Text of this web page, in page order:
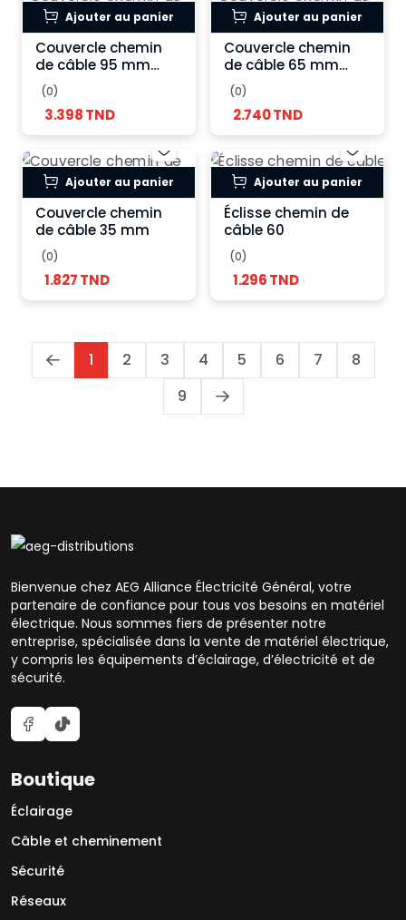
Ajouter au panier
Couvercle chemin
de câble 95 mm
galvanisé
(0)
3.398 TND
Ajouter au panier
Couvercle chemin
de câble 65 mm
galvanisé
(0)
2.740 TND
Ajouter au panier
Couvercle chemin
de câble 35 mm
(0)
1.827 TND
Ajouter au panier
Éclisse chemin de
câble 60
(0)
1.296 TND
1 2 3 4 5 6 7
8
9
Bienvenue chez AEG Alliance Électricité Général, votre
partenaire de confiance pour tous vos besoins en matériel
électrique. Nous sommes fiers de présenter notre
entreprise, spécialisée dans la vente de matériel électrique,
y compris les équipements d’éclairage, d’électricité et de
sécurité.
Boutique
Éclairage
Câble et cheminement
Sécurité
Réseaux